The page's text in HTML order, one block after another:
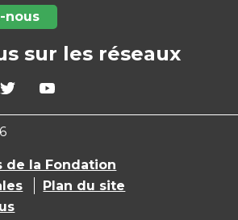
nous
sur les réseaux
de la Fondation
Plan du site